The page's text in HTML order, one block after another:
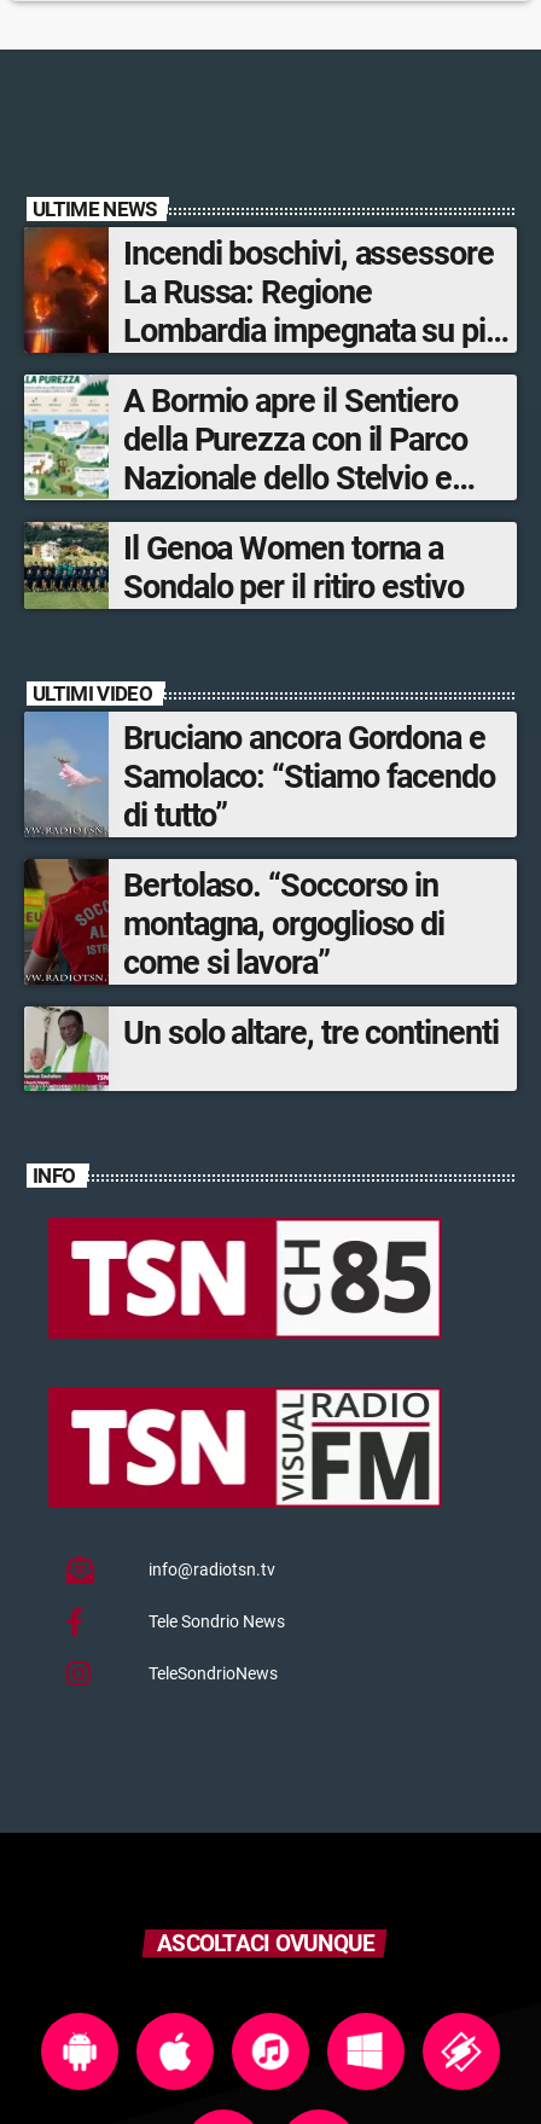
ULTIME NEWS
Incendi boschivi, assessore
La Russa: Regione
Lombardia impegnata su più
fronti, 48 volontari coinvolti
tra le province di Lecco,
Sondrio, Milano e Como
A Bormio apre il Sentiero
della Purezza con il Parco
Nazionale dello Stelvio e
Bormio Tourism
Il Genoa Women torna a
Sondalo per il ritiro estivo
ULTIMI VIDEO
Bruciano ancora Gordona e
Samolaco: “Stiamo facendo
di tutto”
Bertolaso. “Soccorso in
montagna, orgoglioso di
come si lavora”
Un solo altare, tre continenti
INFO
info@radiotsn.tv
Tele Sondrio News
TeleSondrioNews
ASCOLTACI OVUNQUE